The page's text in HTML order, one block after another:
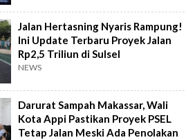
Jalan Hertasning Nyaris Rampung!
Ini Update Terbaru Proyek Jalan
Rp2,5 Triliun di Sulsel
NEWS
Darurat Sampah Makassar, Wali
Kota Appi Pastikan Proyek PSEL
Tetap Jalan Meski Ada Penolakan